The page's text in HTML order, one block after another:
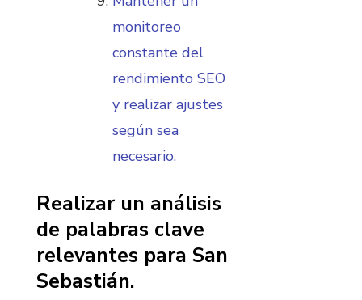
monitoreo
constante del
rendimiento SEO
y realizar ajustes
según sea
necesario.
Realizar un análisis
de palabras clave
relevantes para San
Sebastián.